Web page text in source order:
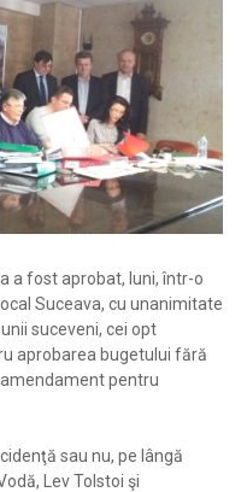
a fost aprobat, luni, într-o
Suceava, cu unanimitate
suceveni, cei opt
aprobarea bugetului fără
pentru
sau nu, pe lângă
Lev Tolstoi şi